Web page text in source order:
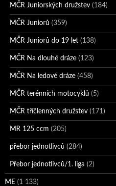
MČR Juniorských družstev (184)
MČR Juniorů (359)
MČR Juniorů do 19 let (138)
MČR Na dlouhé dráze (123)
MČR Na ledové dráze (458)
MČR terénních motocyklů (5)
MČR tříčlenných družstev (171)
MR 125 ccm (205)
přebor jednotlivců (284)
Přebor jednotlivců/1. liga (2)
ME (1 133)